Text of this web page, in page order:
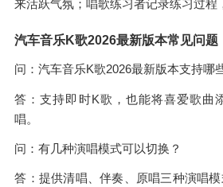
来活跃气氛；唱歌练习者记录练习过程
汽车音乐K歌2026最新版本常见问题
问：汽车音乐K歌2026最新版本支持哪
答：支持即时K歌，也能将喜爱歌曲
唱。
问：有几种演唱模式可以切换？
答：提供清唱、伴奏、原唱三种演唱